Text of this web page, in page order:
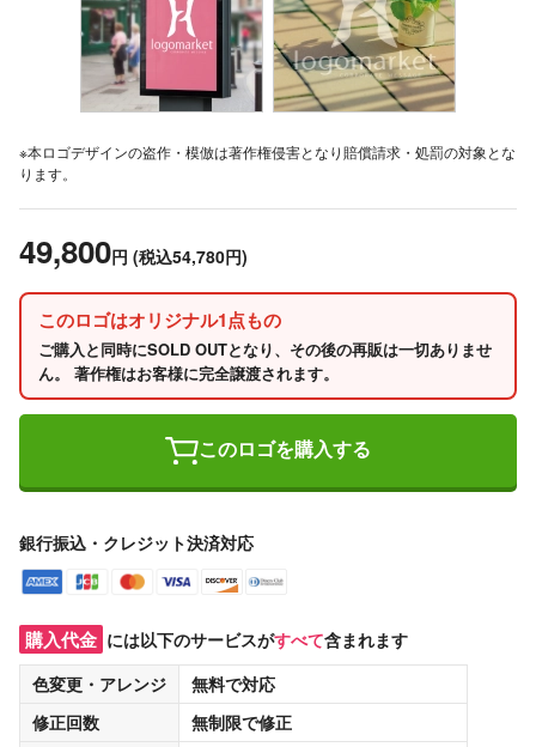
※本ロゴデザインの盗作・模倣は著作権侵害となり賠償請求・処罰の対象とな
ります。
49,800円 (税込54,780円)
このロゴはオリジナル1点もの
ご購入と同時にSOLD OUTとなり、その後の再販は一切ありませ
ん。 著作権はお客様に完全譲渡されます。
このロゴを購入する
銀行振込・クレジット決済対応
購入代金 には以下のサービスがすべて含まれます
色変更・アレンジ
無料で対応
修正回数
無制限で修正